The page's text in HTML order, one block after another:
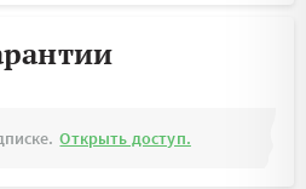
Открыть доступ.